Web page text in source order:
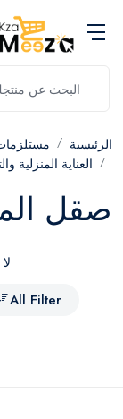
الرئيسية
العناية المنزلية
صقل
All Filter